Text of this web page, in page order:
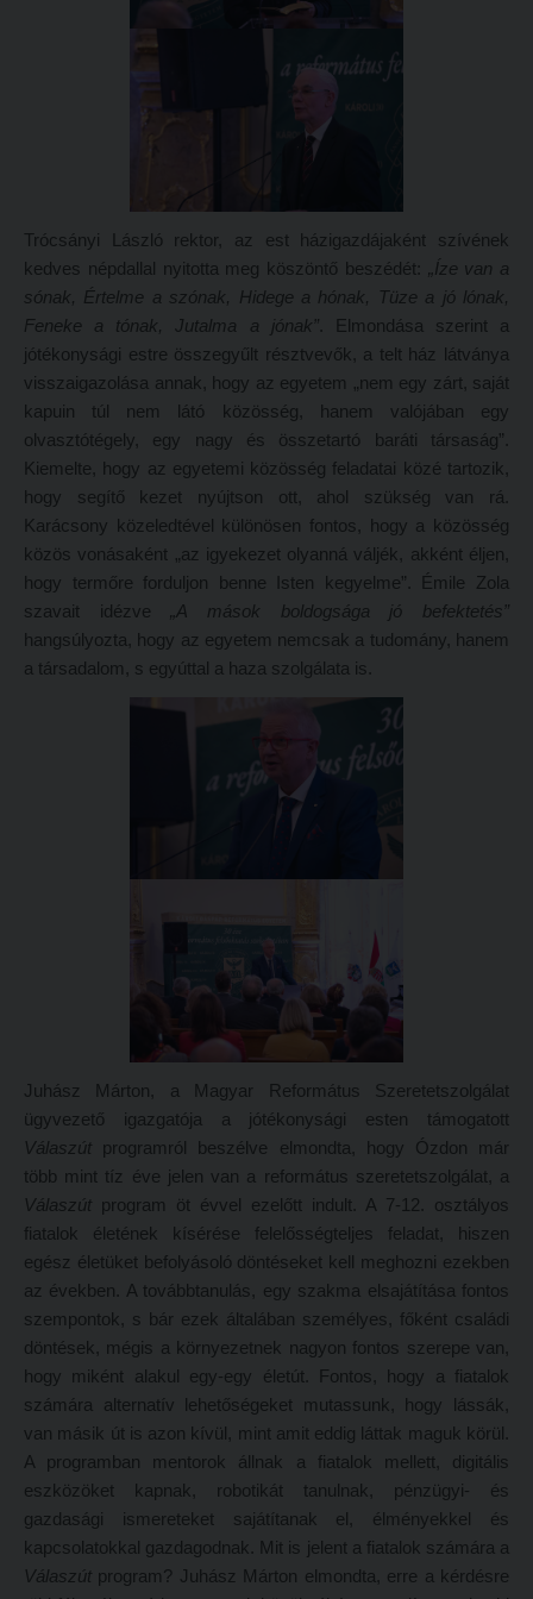
Konzultációs időpontok
Ösztöndíjak és egyéb hallgatói pályázatok
Kari pályázatok
Szakdolgozati tudnivalók
Tanulmányi határidők
Tanulmányi Osztály
Kérelmek – nyomtatványok
Tanulmányi tájékoztató
Tételsorok
Baleset-, munka- és tűzvédelmi megelőző ismeretek hallgatók részére
Moodle, Teams, Microsoft, eduID
ESEMÉNYEK
PedKaszt – Bethlen-pályázat
Galéria
Olvasás- és írástanítás komplex fonomimikával
SZOLGÁLTATÁSAINK
Károli Református Könyv- és Ajándékbolt
Kari könyvtár
Kecskeméti campus könyvtár
Liberty katalógus
Kutatástámogatás, láthatóság
Online adatbázisok
MTMT
Open Access
Repozitórium
Átvétel más felsőoktatási intézményből
2026/2027. tanévre felvett hallgatók részére
Konzultációs időpontok
Órarend
Kari mentorok
Ösztöndíjak és egyéb hallgatói pályázatok
Kari pályázatok
Szakdolgozati tudnivalók
Tanulmányi határidők
Tanulmányi Osztály
Baleset-, munka- és tűzvédelmi megelőző ismeretek hallgatók részére
Psallite énekverseny
Tanulva tanítani
Innováció a pedagógushivatásban
Művészet határok nélkül
Galéria
Olvasás- és írástanítás komplex fonomimikával
SZOLGÁLTATÁSAINK
Kari könyvtár
Kecskeméti campus könyvtár
Liberty katalógus
Kutatástámogatás, láthatóság
Trócsányi László rektor, az est házigazdájaként szívének
kedves népdallal nyitotta meg köszöntő beszédét: „Íze van a
sónak, Értelme a szónak, Hidege a hónak, Tüze a jó lónak,
Feneke a tónak, Jutalma a jónak”. Elmondása szerint a
jótékonysági estre összegyűlt résztvevők, a telt ház látványa
visszaigazolása annak, hogy az egyetem „nem egy zárt, saját
kapuin túl nem látó közösség, hanem valójában egy
olvasztótégely, egy nagy és összetartó baráti társaság”.
Kiemelte, hogy az egyetemi közösség feladatai közé tartozik,
hogy segítő kezet nyújtson ott, ahol szükség van rá.
Karácsony közeledtével különösen fontos, hogy a közösség
közös vonásaként „az igyekezet olyanná váljék, akként éljen,
hogy termőre forduljon benne Isten kegyelme”. Émile Zola
szavait idézve „A mások boldogsága jó befektetés”
hangsúlyozta, hogy az egyetem nemcsak a tudomány, hanem
a társadalom, s egyúttal a haza szolgálata is.
Juhász Márton, a Magyar Református Szeretetszolgálat
ügyvezető igazgatója a jótékonysági esten támogatott
Válaszút programról beszélve elmondta, hogy Ózdon már
több mint tíz éve jelen van a református szeretetszolgálat, a
Válaszút program öt évvel ezelőtt indult. A 7-12. osztályos
fiatalok életének kísérése felelősségteljes feladat, hiszen
egész életüket befolyásoló döntéseket kell meghozni ezekben
az években. A továbbtanulás, egy szakma elsajátítása fontos
szempontok, s bár ezek általában személyes, főként családi
döntések, mégis a környezetnek nagyon fontos szerepe van,
hogy miként alakul egy-egy életút. Fontos, hogy a fiatalok
számára alternatív lehetőségeket mutassunk, hogy lássák,
van másik út is azon kívül, mint amit eddig láttak maguk körül.
A programban mentorok állnak a fiatalok mellett, digitális
eszközöket kapnak, robotikát tanulnak, pénzügyi- és
gazdasági ismereteket sajátítanak el, élményekkel és
kapcsolatokkal gazdagodnak. Mit is jelent a fiatalok számára a
Válaszút program? Juhász Márton elmondta, erre a kérdésre